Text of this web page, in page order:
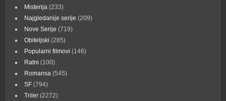
Misterija (233)
Najgledanije serije (209)
Nove Serije (719)
Obiteljski (285)
Popularni filmovi (146)
Ratni (100)
Romansa (545)
SF (794)
Triler (2272)